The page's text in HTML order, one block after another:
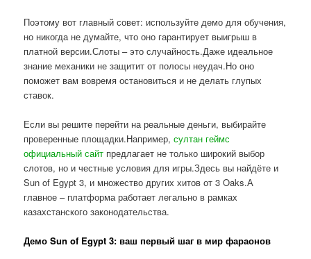
Поэтому вот главный совет: используйте демо для обучения,
но никогда не думайте, что оно гарантирует выигрыш в
платной версии.Слоты – это случайность.Даже идеальное
знание механики не защитит от полосы неудач.Но оно
поможет вам вовремя остановиться и не делать глупых
ставок.
Если вы решите перейти на реальные деньги, выбирайте
проверенные площадки.Например,султан геймс
официальный сайт предлагает не только широкий выбор
слотов, но и честные условия для игры.Здесь вы найдёте и
Sun of Egypt 3, и множество других хитов от 3 Oaks.А
главное – платформа работает легально в рамках
казахстанского законодательства.
Демо Sun of Egypt 3: ваш первый шаг в мир фараонов